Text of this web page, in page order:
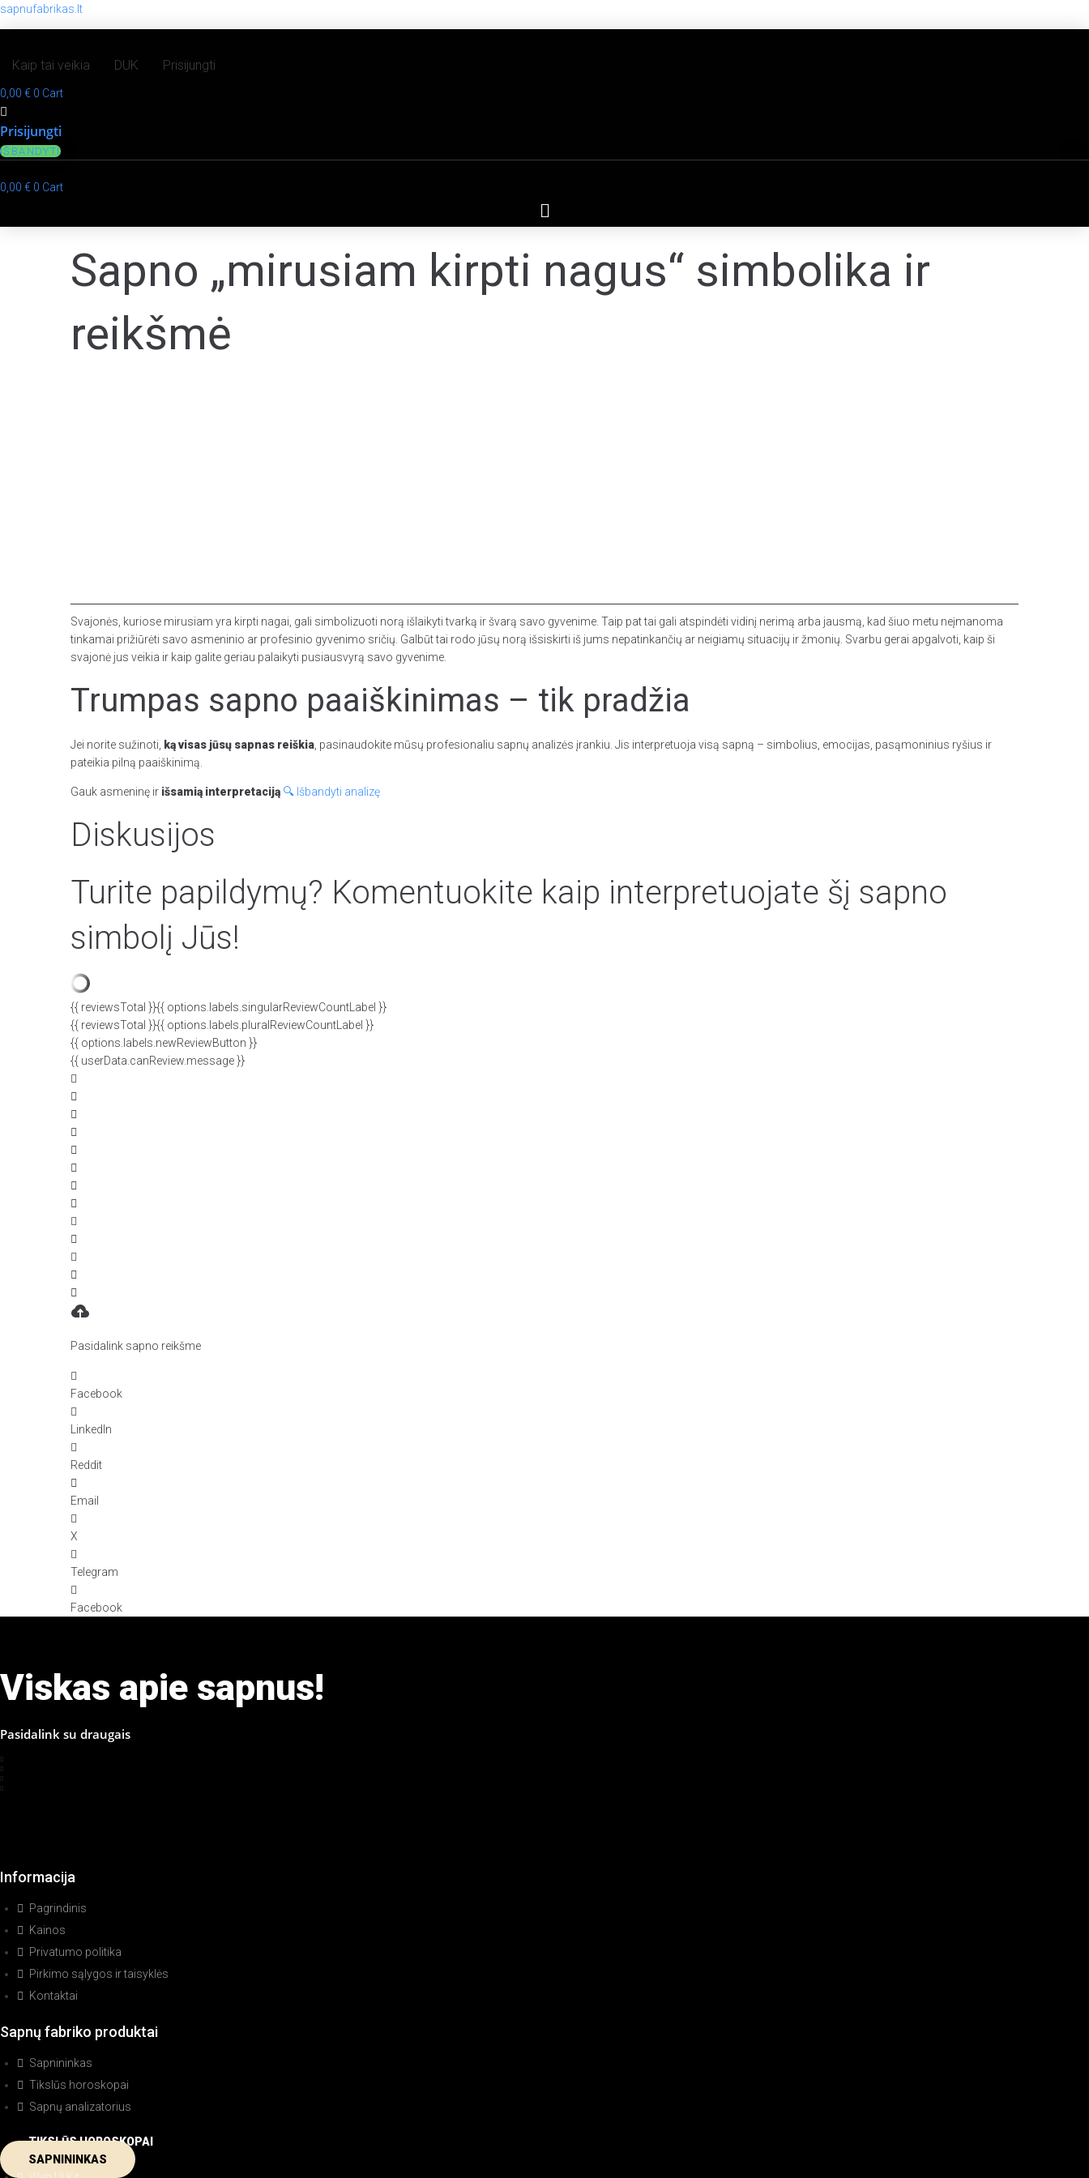
sapnufabrikas.lt
Kaip tai veikia DUK Prisijungti
0,00 € 0 Cart
Prisijungti
IŠBANDYTI
0,00 € 0 Cart
Sapno „mirusiam kirpti nagus“ simbolika ir
reikšmė
Svajonės, kuriose mirusiam yra kirpti nagai, gali simbolizuoti norą išlaikyti tvarką ir švarą savo gyvenime. Taip pat tai gali atspindėti vidinį nerimą arba jausmą, kad šiuo metu neįmanoma
tinkamai prižiūrėti savo asmeninio ar profesinio gyvenimo sričių. Galbūt tai rodo jūsų norą išsiskirti iš jums nepatinkančių ar neigiamų situacijų ir žmonių. Svarbu gerai apgalvoti, kaip ši
svajonė jus veikia ir kaip galite geriau palaikyti pusiausvyrą savo gyvenime.
Trumpas sapno paaiškinimas – tik pradžia
Jei norite sužinoti, ką visas jūsų sapnas reiškia, pasinaudokite mūsų profesionaliu sapnų analizės įrankiu. Jis interpretuoja visą sapną – simbolius, emocijas, pasąmoninius ryšius ir
pateikia pilną paaiškinimą.
Gauk asmeninę ir išsamią interpretaciją 🔍 Išbandyti analizę
Diskusijos
Turite papildymų? Komentuokite kaip interpretuojate šį sapno
simbolį Jūs!
{{ reviewsTotal }}{{ options.labels.singularReviewCountLabel }}
{{ reviewsTotal }}{{ options.labels.pluralReviewCountLabel }}
{{ options.labels.newReviewButton }}
{{ userData.canReview.message }}
Pasidalink sapno reikšme
Facebook
LinkedIn
Reddit
Email
X
Telegram
Facebook
Viskas apie sapnus!
Pasidalink su draugais
Informacija
Pagrindinis
Kainos
Privatumo politika
Pirkimo sąlygos ir taisyklės
Kontaktai
Sapnų fabriko produktai
Sapnininkas
Tikslūs horoskopai
Sapnų analizatorius
TIKSLŪS HOROSKOPAI
SAPNININKAS